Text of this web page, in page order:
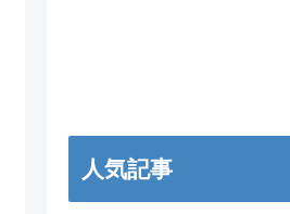
人気記事